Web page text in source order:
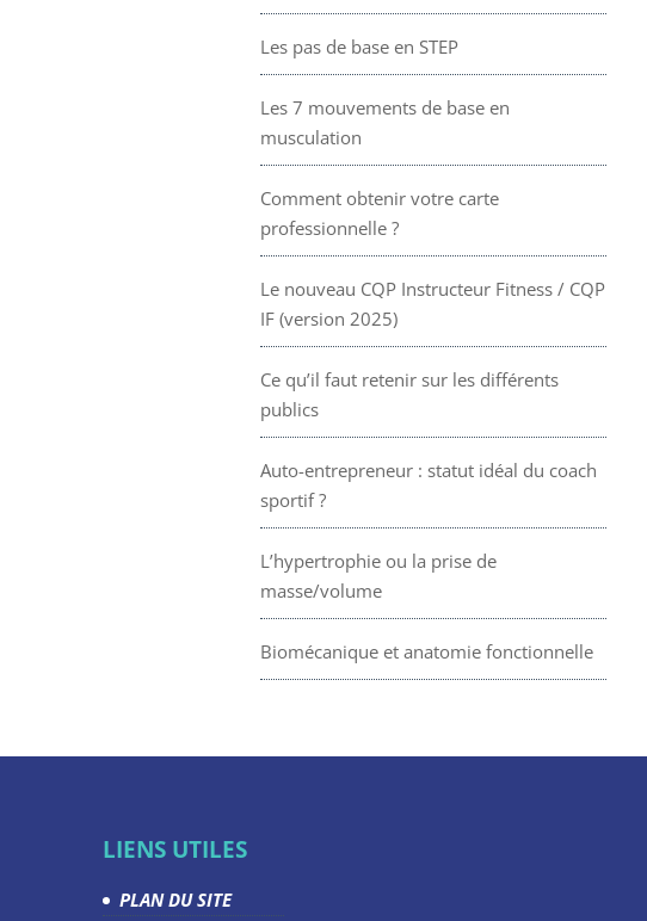
Les pas de base en STEP
Les 7 mouvements de base en
musculation
Comment obtenir votre carte
professionnelle ?
Le nouveau CQP Instructeur Fitness / CQP
IF (version 2025)
Ce qu’il faut retenir sur les différents
publics
Auto-entrepreneur : statut idéal du coach
sportif ?
L’hypertrophie ou la prise de
masse/volume
Biomécanique et anatomie fonctionnelle
LIENS UTILES
PLAN DU SITE